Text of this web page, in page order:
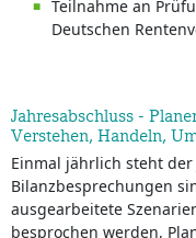
Teilnahme an
Deutschen
Jahresabschluss -
Verstehen, Handeln,
Einmal jährlich steht der
Bilanzbesprechungen
ausgearbeitete
besprochen werden,